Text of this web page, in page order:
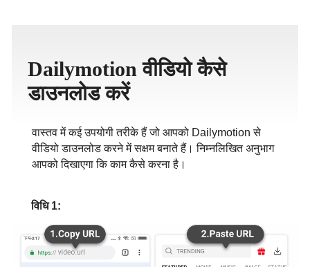
Dailymotion वीडियो कैसे
डाउनलोड करें
वास्तव में कई उपयोगी तरीके हैं जो आपको Dailymotion से
वीडियो डाउनलोड करने में सक्षम बनाते हैं। निम्नलिखित अनुभाग
आपको दिखाएगा कि काम कैसे करना है।
विधि 1: